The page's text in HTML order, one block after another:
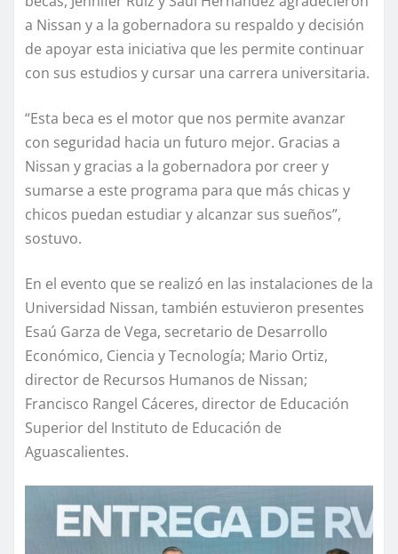
a Nissan y a la gobernadora su respaldo y decisión
de apoyar esta iniciativa que les permite continuar
con sus estudios y cursar una carrera universitaria.
“Esta beca es el motor que nos permite avanzar
con seguridad hacia un futuro mejor. Gracias a
Nissan y gracias a la gobernadora por creer y
sumarse a este programa para que más chicas y
chicos puedan estudiar y alcanzar sus sueños”,
sostuvo.
En el evento que se realizó en las instalaciones de la
Universidad Nissan, también estuvieron presentes
Esaú Garza de Vega, secretario de Desarrollo
Económico, Ciencia y Tecnología; Mario Ortiz,
director de Recursos Humanos de Nissan;
Francisco Rangel Cáceres, director de Educación
Superior del Instituto de Educación de
Aguascalientes.